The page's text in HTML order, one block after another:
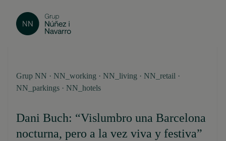
Grup NN · NN_working · NN_living · NN_retail ·
NN_parkings · NN_hotels
Dani Buch: “Vislumbro una Barcelona
nocturna, pero a la vez viva y festiva”